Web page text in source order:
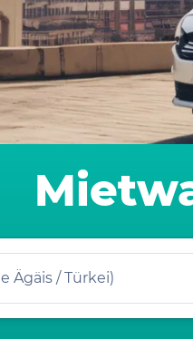
Ägäis / Türkei)